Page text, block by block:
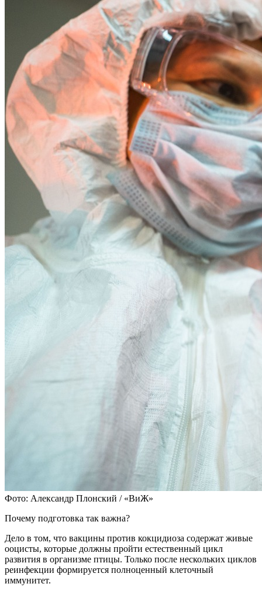
Фото: Александр Плонский / «ВиЖ»
Почему подготовка так важна?
Дело в том, что вакцины против кокцидиоза содержат живые
ооцисты, которые должны пройти естественный цикл
развития в организме птицы. Только после нескольких циклов
реинфекции формируется полноценный клеточный
иммунитет.